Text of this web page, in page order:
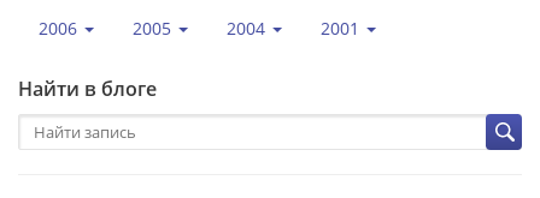
2006 2005 2004 2001
Найти в блоге